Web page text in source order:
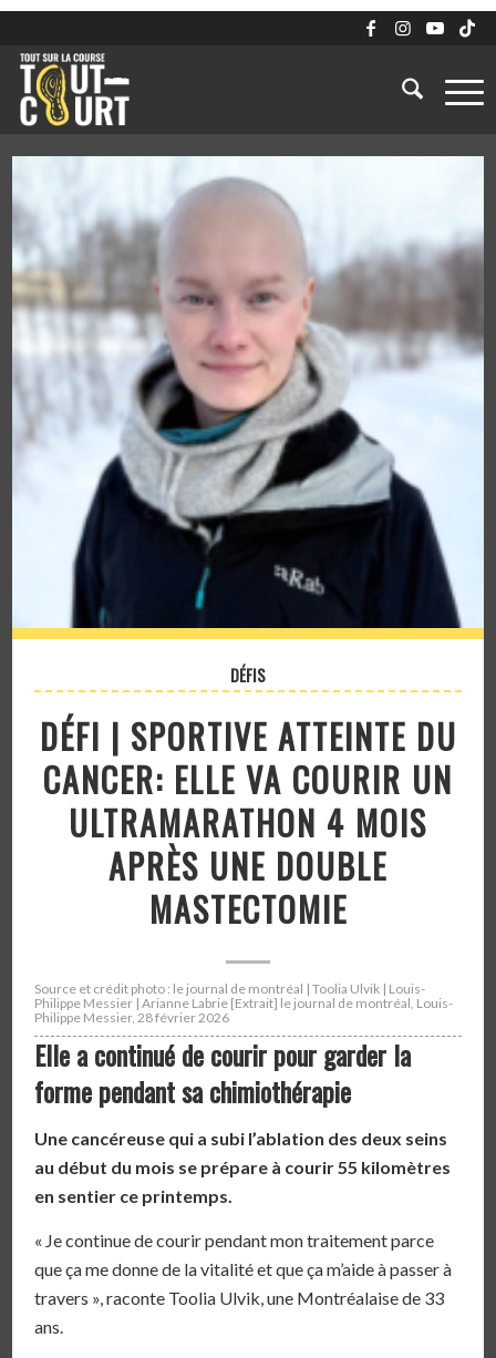
DÉFIS
DÉFI | SPORTIVE ATTEINTE DU
CANCER: ELLE VA COURIR UN
ULTRAMARATHON 4 MOIS
APRÈS UNE DOUBLE
MASTECTOMIE
Source et crédit photo : le journal de montréal | Toolia Ulvik | Louis-
Philippe Messier | Arianne Labrie [Extrait] le journal de montréal, Louis-
Philippe Messier, 28 février 2026
Elle a continué de courir pour garder la
forme pendant sa chimiothérapie
Une cancéreuse qui a subi l’ablation des deux seins
au début du mois se prépare à courir 55 kilomètres
en sentier ce printemps.
« Je continue de courir pendant mon traitement parce
que ça me donne de la vitalité et que ça m’aide à passer à
travers », raconte Toolia Ulvik, une Montréalaise de 33
ans.